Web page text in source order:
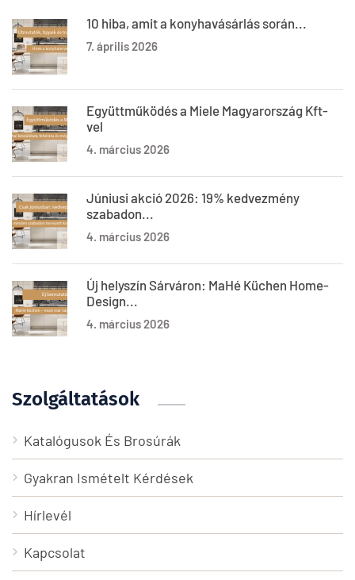
10 hiba, amit a konyhavásárlás során...
7. április 2026
Együttműködés a Miele Magyarország Kft-
vel
4. március 2026
Júniusi akció 2026: 19% kedvezmény
szabadon...
4. március 2026
Új helyszín Sárváron: MaHé Küchen Home-
Design...
4. március 2026
Szolgáltatások
Katalógusok És Brosúrák
Gyakran Ismételt Kérdések
Hírlevél
Kapcsolat